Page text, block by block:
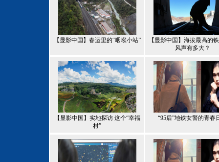
【显影中国】春运里的“咽喉小站”
【显影中国】海拔最高的
风声有多大？
【显影中国】实地探访 这个“幸福
村”
“95后”地铁女警的青春